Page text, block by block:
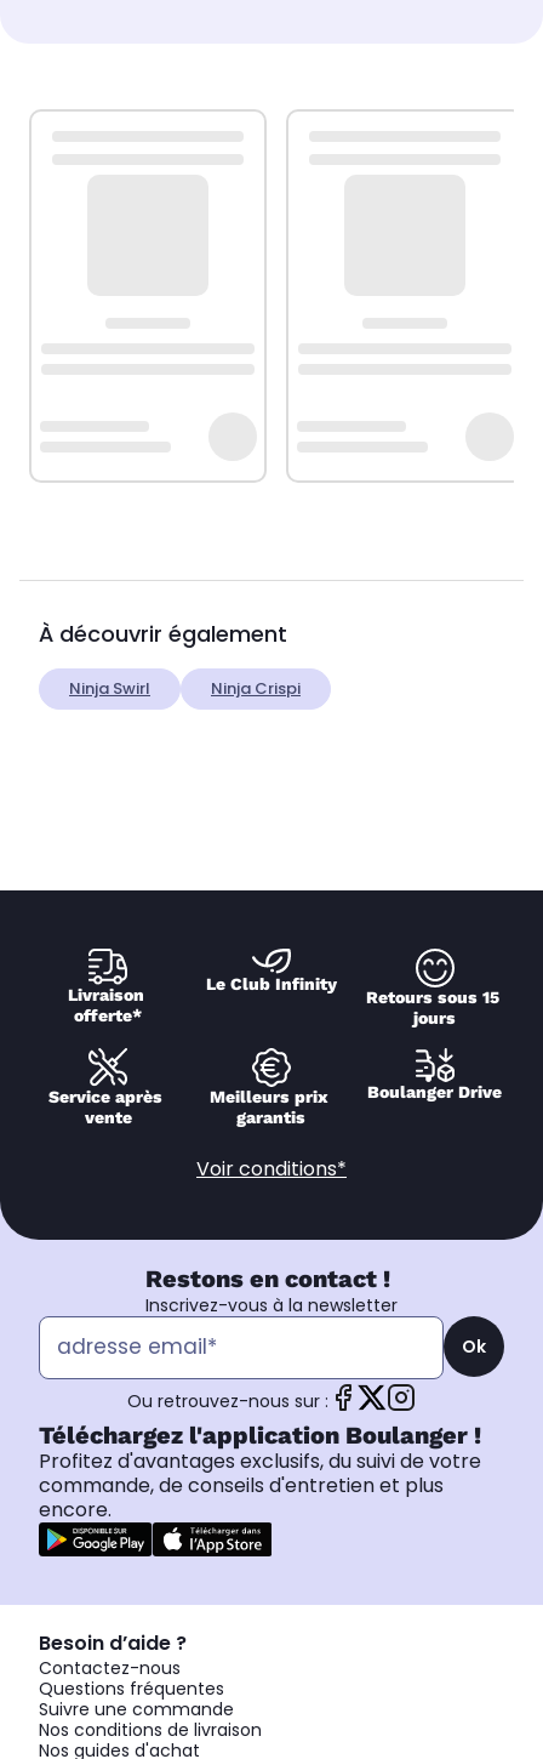
À découvrir également
Ninja Swirl Ninja Crispi
Livraison
offerte*
Le Club Infinity
Retours sous 15
jours
Service après
vente
Meilleurs prix
garantis
Boulanger Drive
Voir conditions*
Restons en contact !
Inscrivez-vous à la newsletter
Ok
Ou retrouvez-nous sur :
Téléchargez l'application Boulanger !
Profitez d'avantages exclusifs, du suivi de votre
commande, de conseils d'entretien et plus
encore.
Besoin d’aide ?
Contactez-nous
Questions fréquentes
Suivre une commande
Nos conditions de livraison
Nos guides d'achat